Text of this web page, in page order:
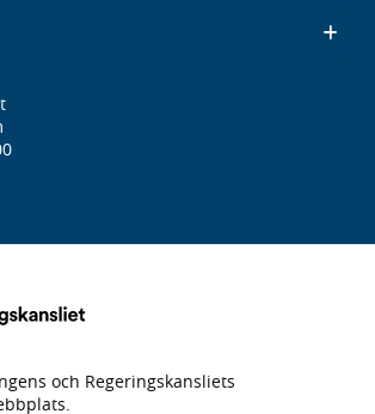
och Regeringskansliets